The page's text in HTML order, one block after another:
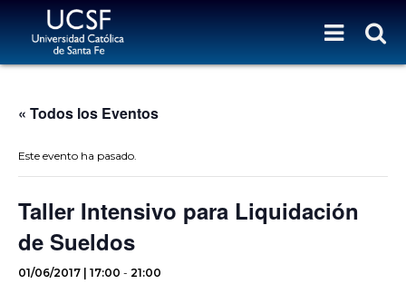
« Todos los Eventos
Este evento ha pasado.
Taller Intensivo para Liquidación
de Sueldos
01/06/2017 | 17:00 - 21:00